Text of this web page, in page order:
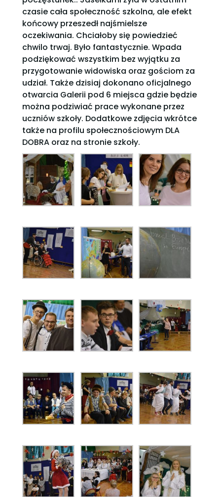
czasie cała społeczność szkolna, ale efekt
końcowy przeszedł najśmielsze
oczekiwania. Chciałoby się powiedzieć
chwilo trwaj. Było fantastycznie. Wpada
podziękować wszystkim bez wyjątku za
przygotowanie widowiska oraz gościom za
udział. Także dzisiaj dokonano oficjalnego
otwarcia Galerii pod 6 miejsca gdzie będzie
można podziwiać prace wykonane przez
uczniów szkoły. Dodatkowe zdjęcia wkrótce
także na profilu społecznościowym DLA
DOBRA oraz na stronie szkoły.